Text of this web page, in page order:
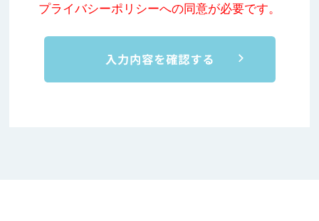
タを利用する目的は，以下のとおりです。
人情報は、お問い合わせにお答えする及びサービスのご提
あった資料などをお送りするため
（2）ご要望いただいたお打合せの実施、それにかかるご連
プライバシーポリシーへの同意が必要です。